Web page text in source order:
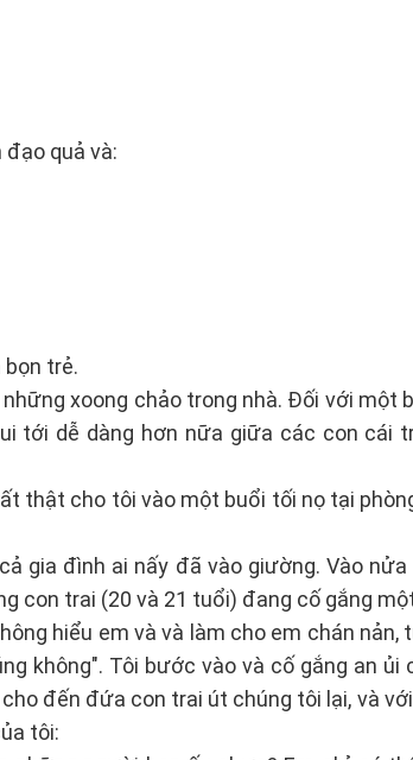
quả và:
trẻ.
xoong chảo trong nhà. Đối với một
tới dễ dàng hơn nữa giữa các con cái
thật cho tôi vào một buổi tối nọ tại
gia đình ai nấy đã vào giường. Vào
con trai (20 và 21 tuổi) đang cố gắng
hiểu em và và làm cho em chán nản,
không". Tôi bước vào và cố gắng an ủi
đến đứa con trai út chúng tôi lại, và
tôi: